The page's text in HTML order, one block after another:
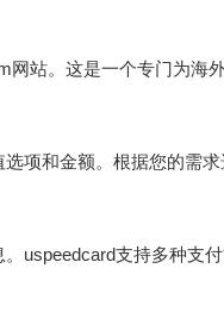
网站。这是一个专门为海
项和金额。根据您的需求
uspeedcard支持多种支